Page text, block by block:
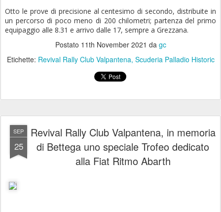
Otto le prove di precisione al centesimo di secondo, distribuite in
un percorso di poco meno di 200 chilometri; partenza del primo
equipaggio alle 8.31 e arrivo dalle 17, sempre a Grezzana.
Postato 11th November 2021 da gc
Etichette: Revival Rally Club Valpantena Scuderia Palladio Historic
SEP
25
Revival Rally Club Valpantena, in memoria
di Bettega uno speciale Trofeo dedicato
alla Fiat Ritmo Abarth